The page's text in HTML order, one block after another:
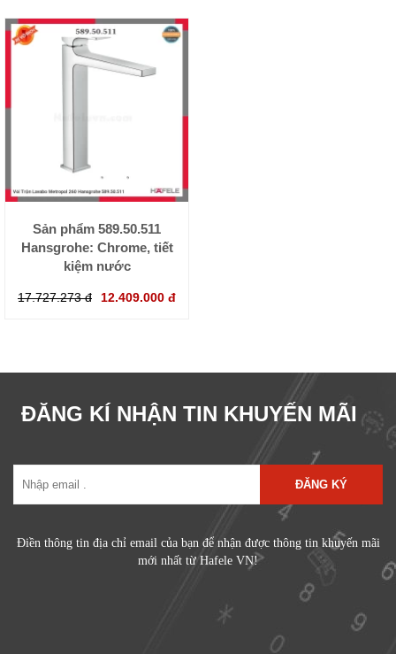
Sản phẩm 589.50.511
Hansgrohe: Chrome, tiết
kiệm nước
17.727.273 đ 12.409.000 đ
ĐĂNG KÍ NHẬN TIN KHUYẾN MÃI
ĐĂNG KÝ
Điền thông tin địa chỉ email của bạn để nhận được thông tin khuyến mãi
mới nhất từ Hafele VN!